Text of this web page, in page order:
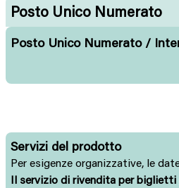
Posto Unico Numerato
Posto Unico Numerato /
Servizi del prodotto
Per esigenze organizzative, le
Il servizio di rivendita per